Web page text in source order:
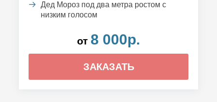
Дед Мороз под два метра ростом с
низким голосом
от 8 000р.
ЗАКАЗАТЬ